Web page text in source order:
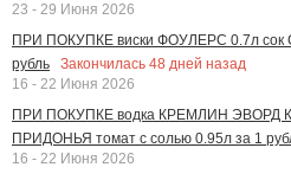
23 - 29 Июня 2026
ПРИ ПОКУПКЕ виски ФОУЛЕРС 0.7л
рубль
Закончилась 48 дней назад
16 - 22 Июня 2026
ПРИ ПОКУПКЕ водка КРЕМЛИН ЭВОРД
ПРИДОНЬЯ томат с солью 0.95л за 1
16 - 22 Июня 2026